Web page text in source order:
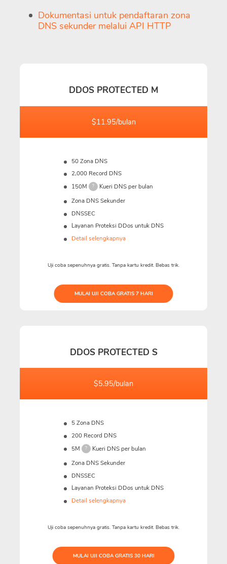
Dokumentasi untuk pendaftaran zona
DNS sekunder melalui API HTTP
DDOS PROTECTED M
$11.95/bulan
50 Zona DNS
2,000 Record DNS
150M
?
Kueri DNS per bulan
Zona DNS Sekunder
DNSSEC
Layanan Proteksi DDos untuk DNS
Detail selengkapnya
Uji coba sepenuhnya gratis. Tanpa kartu kredit. Bebas trik.
MULAI UJI COBA GRATIS 7 HARI
DDOS PROTECTED S
$5.95/bulan
5 Zona DNS
200 Record DNS
5M
?
Kueri DNS per bulan
Zona DNS Sekunder
DNSSEC
Layanan Proteksi DDos untuk DNS
Detail selengkapnya
Uji coba sepenuhnya gratis. Tanpa kartu kredit. Bebas trik.
MULAI UJI COBA GRATIS 30 HARI